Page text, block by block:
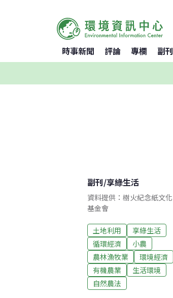
時事新聞 評論 專欄 副刊
副刊/享綠生活
資料提供：樹火紀念紙文化
基金會
土地利用
享綠生活
循環經濟
小農
農林漁牧業
環境經濟
有機農業
生活環境
自然農法